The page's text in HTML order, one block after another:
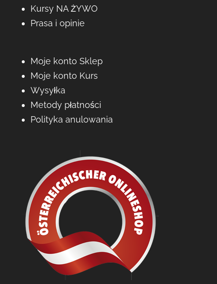
Kursy NA ŻYWO
Prasa i opinie
Moje konto Sklep
Moje konto Kurs
Wysyłka
Metody płatności
Polityka anulowania